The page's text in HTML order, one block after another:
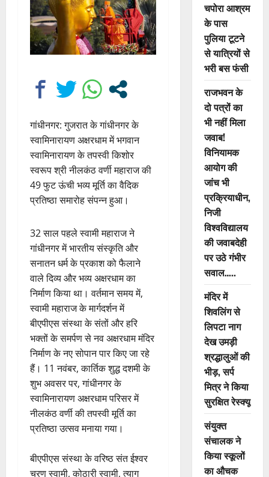
गांधीनगर: गुजरात के गांधीनगर के
स्वामिनारायण अक्षरधाम में भगवान
स्वामिनारायण के तपस्वी किशोर
स्वरूप श्री नीलकंठ वर्णी महाराज की
49 फुट ऊंची भव्य मूर्ति का वैदिक
प्रतिष्ठा समारोह संपन्न हुआ।
32 साल पहले स्वामी महाराज ने
गांधीनगर में भारतीय संस्कृति और
सनातन धर्म के प्रकाश को फैलाने
वाले दिव्य और भव्य अक्षरधाम का
निर्माण किया था। वर्तमान समय में,
स्वामी महाराज के मार्गदर्शन में
बीएपीएस संस्था के संतों और हरि
भक्तों के समर्पण से नव अक्षरधाम मंदिर
निर्माण के नए सोपान पार किए जा रहे
हैं। 11 नवंबर, कार्तिक शुद्ध दशमी के
शुभ अवसर पर, गांधीनगर के
स्वामिनारायण अक्षरधाम परिसर में
नीलकंठ वर्णी की तपस्वी मूर्ति का
प्रतिष्ठा उत्सव मनाया गया।
बीएपीएस संस्था के वरिष्ठ संत ईश्वर
चरण स्वामी, कोठारी स्वामी, त्याग
चपोरा आश्रम
के पास
पुलिया टूटने
से यात्रियों से
भरी बस फंसी
राजभवन के
दो पत्रों का
भी नहीं मिला
जवाब!
विनियामक
आयोग की
जांच भी
प्रक्रियाधीन,
निजी
विश्वविद्यालय
की जवाबदेही
पर उठे गंभीर
सवाल…..
मंदिर में
शिवलिंग से
लिपटा नाग
देख उमड़ी
श्रद्धालुओं की
भीड़, सर्प
मित्र ने किया
सुरक्षित रेस्क्यू
संयुक्त
संचालक ने
किया स्कूलों
का औचक